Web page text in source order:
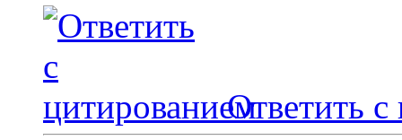
Ответить с